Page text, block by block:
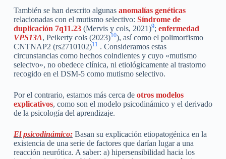
También se han descrito algunas anomalías genéticas
relacionadas con el mutismo selectivo: Síndrome de
duplicación 7q11.23(Mervis y cols, 2021)9; enfermedad
VPS13A, Peikerty cols (2023)10), así como el polimorfismo
CNTNAP2 (rs2710102)11 . Consideramos estas
circunstancias como hechos coindientes y cuyo «mutismo
selectvo», no obedece clínica, ni etiológicamente al trastorno
recogido en el DSM-5 como mutismo selectivo.
Por el contrario, estamos más cerca de otros modelos
explicativos, como son el modelo psicodinámico y el derivado
de la psicología del aprendizaje.
El psicodinámico: Basan su explicación etiopatogénica en la
existencia de una serie de factores que darían lugar a una
reacción neurótica. A saber: a) hipersensibilidad hacia los